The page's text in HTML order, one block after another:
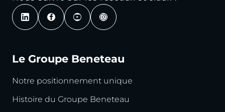
Le Groupe Beneteau
Notre positionnement unique
Histoire du Groupe Beneteau